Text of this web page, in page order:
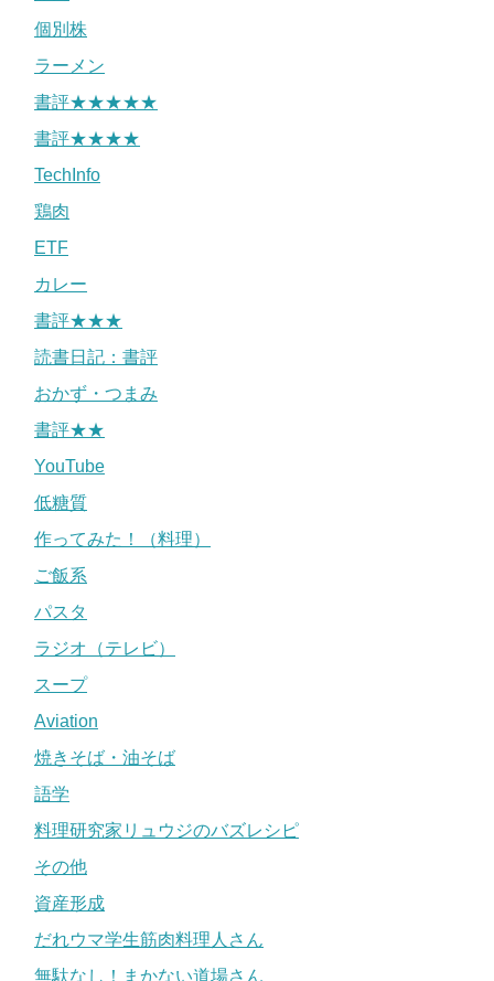
個別株
ラーメン
書評★★★★★
書評★★★★
TechInfo
鶏肉
ETF
カレー
書評★★★
読書日記：書評
おかず・つまみ
書評★★
YouTube
低糖質
作ってみた！（料理）
ご飯系
パスタ
ラジオ（テレビ）
スープ
Aviation
焼きそば・油そば
語学
料理研究家リュウジのバズレシピ
その他
資産形成
だれウマ学生筋肉料理人さん
無駄なし！まかない道場さん